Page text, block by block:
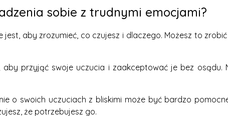
sobie z trudnymi emocjami?
jest, aby zrozumieć, co czujesz i dlaczego. Możesz to
przyjąć swoje uczucia i zaakceptować je bez osądu.
o swoich uczuciach z bliskimi może być bardzo
że potrzebujesz go.